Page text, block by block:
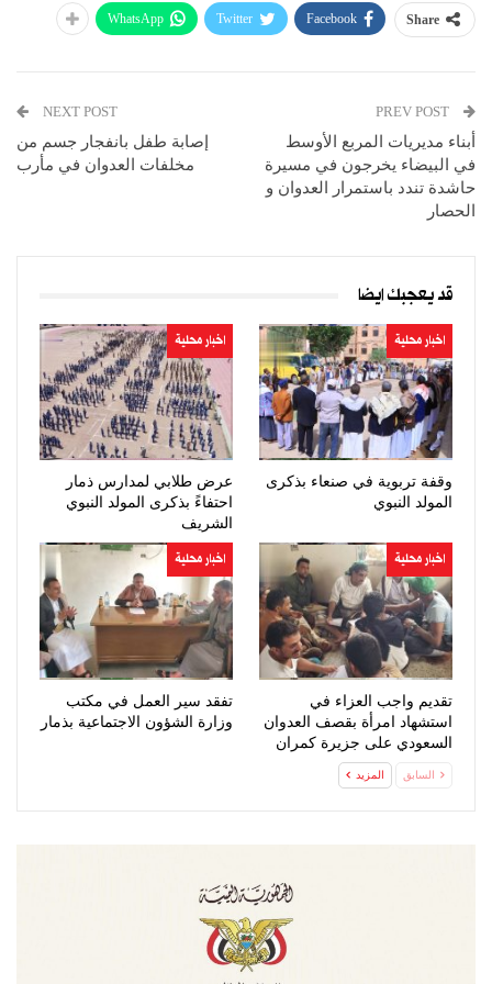
Share
Facebook
Twitter
WhatsApp
أبناء مديريات المربع الأوسط
في البيضاء يخرجون في مسيرة
حاشدة تندد باستمرار العدوان و
الحصار
NEXT POST
إصابة طفل بانفجار جسم من
مخلفات العدوان في مأرب
قد يعجبك ايضا
اخبار محلية
وقفة تربوية في صنعاء بذكرى
المولد النبوي
اخبار محلية
عرض طلابي لمدارس ذمار
احتفاءً بذكرى المولد النبوي
الشريف
اخبار محلية
تقديم واجب العزاء في
استشهاد امرأة بقصف العدوان
السعودي على جزيرة كمران
اخبار محلية
تفقد سير العمل في مكتب
وزارة الشؤون الاجتماعية بذمار
السابق المزيد